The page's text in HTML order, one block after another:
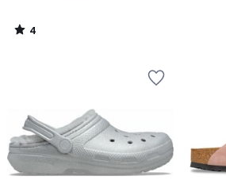
4
/